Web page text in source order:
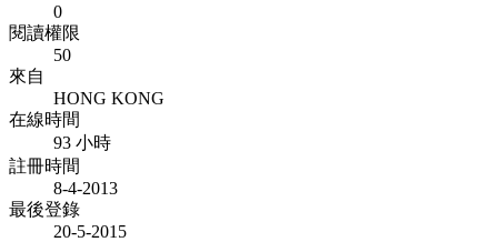
0
閱讀權限
50
來自
HONG KONG
在線時間
93 小時
註冊時間
8-4-2013
最後登錄
20-5-2015